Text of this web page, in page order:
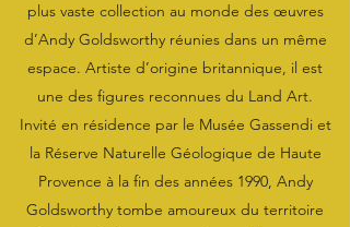
plus vaste collection au monde des œuvres
d’Andy Goldsworthy réunies dans un même
espace. Artiste d’origine britannique, il est
une des figures reconnues du Land Art.
Invité en résidence par le Musée Gassendi et
la Réserve Naturelle Géologique de Haute
Provence à la fin des années 1990, Andy
Goldsworthy tombe amoureux du territoire